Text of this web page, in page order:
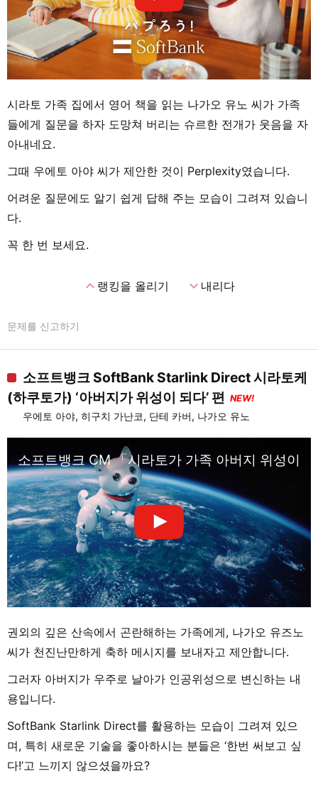
시라토 가족 집에서 영어 책을 읽는 나가오 유노 씨가 가족
들에게 질문을 하자 도망쳐 버리는 슈르한 전개가 웃음을 자
아내네요.
그때 우에토 아야 씨가 제안한 것이 Perplexity였습니다.
어려운 질문에도 알기 쉽게 답해 주는 모습이 그려져 있습니
다.
꼭 한 번 보세요.
expand_less랭킹을 올리기 expand_more내리다
문제를 신고하기
소프트뱅크 SoftBank Starlink Direct 시라토케
(하쿠토가) ‘아버지가 위성이 되다’ 편 NEW!
우에토 아야, 히구치 가난코, 단테 카버, 나가오 유노
소프트뱅크 CM 「시라토가 가족 아버지 위성이
권외의 깊은 산속에서 곤란해하는 가족에게, 나가오 유즈노
씨가 천진난만하게 축하 메시지를 보내자고 제안합니다.
그러자 아버지가 우주로 날아가 인공위성으로 변신하는 내
용입니다.
SoftBank Starlink Direct를 활용하는 모습이 그려져 있으
며, 특히 새로운 기술을 좋아하시는 분들은 ‘한번 써보고 싶
다!’고 느끼지 않으셨을까요?